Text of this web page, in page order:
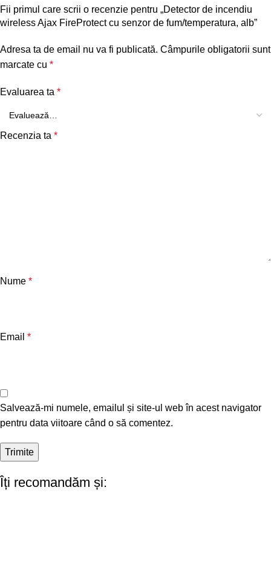
Fii primul care scrii o recenzie pentru „Detector de incendiu
wireless Ajax FireProtect cu senzor de fum/temperatura, alb”
Adresa ta de email nu va fi publicată. Câmpurile obligatorii sunt
marcate cu *
Evaluarea ta *
Recenzia ta *
Nume *
Email *
Salvează-mi numele, emailul și site-ul web în acest navigator
pentru data viitoare când o să comentez.
Îți recomandăm și: